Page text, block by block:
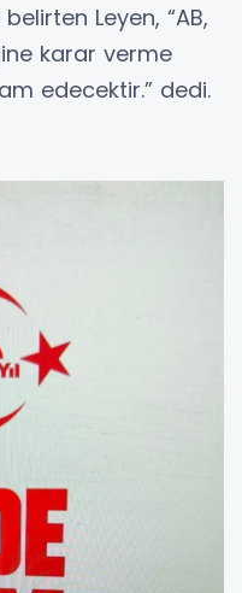
Leyen, “AB,
karar verme
edecektir.” dedi.